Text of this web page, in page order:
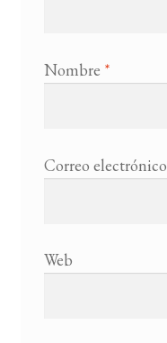
Nombre *
Correo electrónico
Web